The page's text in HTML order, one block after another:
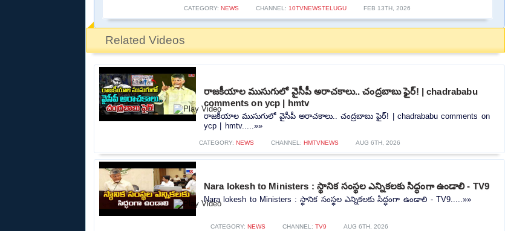
CATEGORY: NEWS CHANNEL:10TVNEWSTELUGU FEB 13TH, 2026
Related Videos
రాజకీయాల ముసుగులో వైసీపీ అరాచకాలు.. చంద్రబాబు ఫైర్! | chadrababu
comments on ycp | hmtv
రాజకీయాల ముసుగులో వైసీపీ అరాచకాలు.. చంద్రబాబు ఫైర్! | chadrababu comments on
ycp | hmtv.....»»
CATEGORY: NEWS CHANNEL: HMTVNEWS AUG 6TH, 2026
Nara lokesh to Ministers : స్థానిక సంస్థల ఎన్నికలకు సిద్ధంగా ఉండాలి - TV9
Nara lokesh to Ministers : స్థానిక సంస్థల ఎన్నికలకు సిద్ధంగా ఉండాలి - TV9.....»»
CATEGORY: NEWS CHANNEL: TV9 AUG 6TH, 2026